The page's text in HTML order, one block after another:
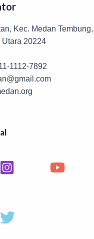
Kec. Medan Tembung,
Utara 20224
1112-7892